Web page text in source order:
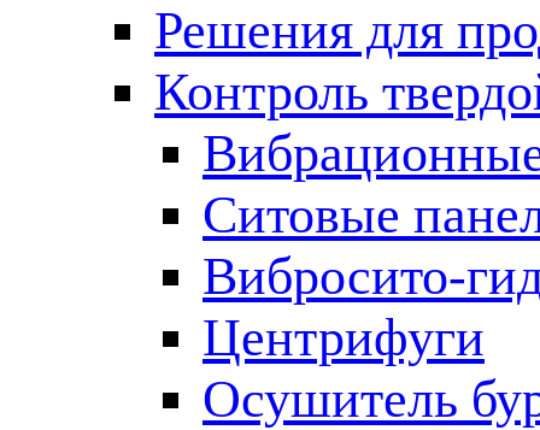
Решения для
Контроль
Ситовые
Вибросито-
Центрифуги
Осушитель